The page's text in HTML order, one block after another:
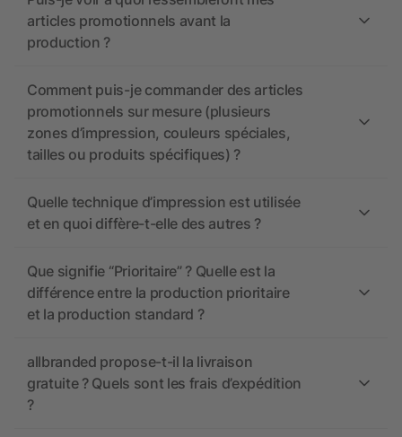
articles promotionnels avant la
production ?
Comment puis-je commander des articles
promotionnels sur mesure (plusieurs
zones d’impression, couleurs spéciales,
tailles ou produits spécifiques) ?
Quelle technique d’impression est utilisée
et en quoi diffère-t-elle des autres ?
Que signifie “Prioritaire” ? Quelle est la
différence entre la production prioritaire
et la production standard ?
allbranded propose-t-il la livraison
gratuite ? Quels sont les frais d’expédition
?